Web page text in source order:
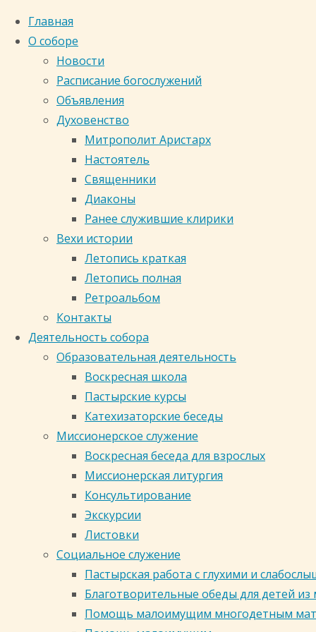
Главная
О соборе
Новости
Расписание богослужений
Объявления
Духовенство
Митрополит Аристарх
Настоятель
Священники
Диаконы
Ранее служившие клирики
Вехи истории
Летопись краткая
Летопись полная
Ретроальбом
Контакты
Деятельность собора
Образовательная деятельность
Воскресная школа
Пастырские курсы
Катехизаторские беседы
Миссионерское служение
Воскресная беседа для взрослых
Миссионерская литургия
Консультирование
Экскурсии
Листовки
Социальное служение
Пастырская работа с глухими и
Благотворительные обеды для детей
Помощь малоимущим многодетным
Главная
Таинство
Крещения
Расписание
бесед и
крещения.
Памятка
крещению.
Таинство
Крещения
является
дверью
Кафедральный собор
в честь иконы Божией
Матери "Знамение" г.
Кемерово
Россия, Кемеровская область,
Кемерово, Центральный район,
Соборная улица, 24
zsoborkem@mail.ru 8 (3842) 35-71-
35, 35-71-51
Кузбасская митрополия